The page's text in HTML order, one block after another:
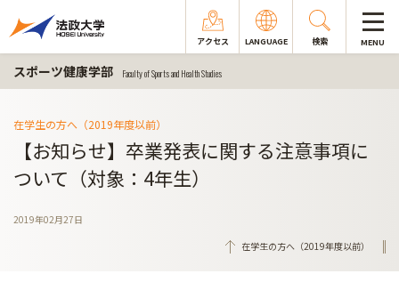
アクセス LANGUAGE 検索 MENU
スポーツ健康学部 Faculty of Sports and Health Studies
在学生の方へ（2019年度以前）
【お知らせ】卒業発表に関する注意事項に
ついて（対象：4年生）
2019年02月27日
在学生の方へ（2019年度以前）